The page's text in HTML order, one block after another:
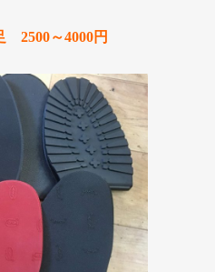
2500～4000円